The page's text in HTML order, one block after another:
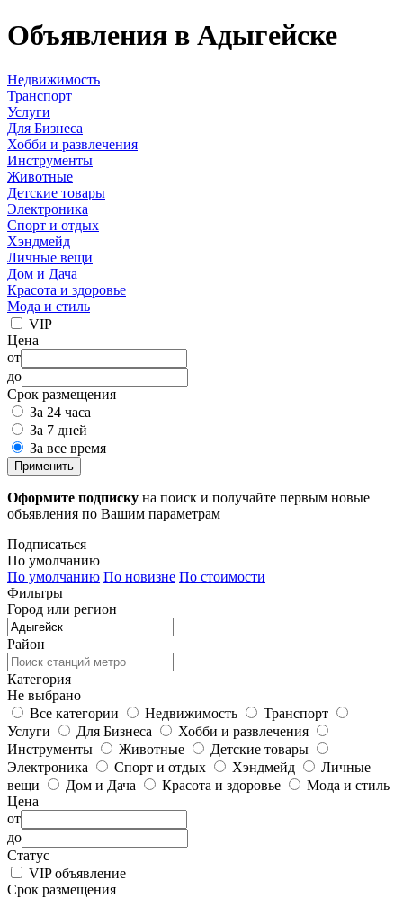
Объявления в Адыгейске
Недвижимость
Транспорт
Услуги
Для Бизнеса
Хобби и развлечения
Инструменты
Животные
Детские товары
Электроника
Спорт и отдых
Хэндмейд
Личные вещи
Дом и Дача
Красота и здоровье
Мода и стиль
VIP
Цена
от
до
Срок размещения
За 24 часа
За 7 дней
За все время
Применить
Оформите подписку на поиск и получайте первым новые
объявления по Вашим параметрам
Подписаться
По умолчанию
По умолчанию По новизне По стоимости
Фильтры
Город или регион
Район
Категория
Не выбрано
Все категории
Недвижимость
Транспорт
Услуги
Для Бизнеса
Хобби и развлечения
Инструменты
Животные
Детские товары
Электроника
Спорт и отдых Хэндмейд
Личные
вещи
Дом и Дача Красота и здоровье
Мода и стиль
Цена
от
до
Статус
VIP объявление
Срок размещения